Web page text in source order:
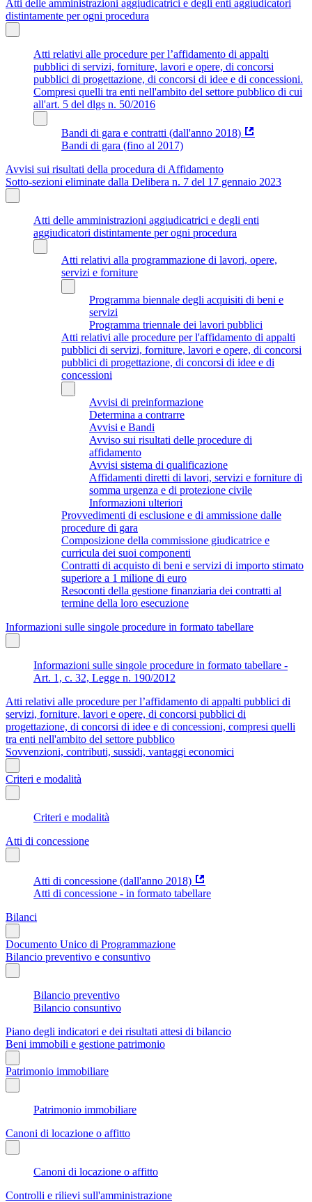
Atti delle amministrazioni aggiudicatrici e degli enti aggiudicatori
distintamente per ogni procedura
Atti relativi alle procedure per l’affidamento di appalti
pubblici di servizi, forniture, lavori e opere, di concorsi
pubblici di progettazione, di concorsi di idee e di concessioni.
Compresi quelli tra enti nell'ambito del settore pubblico di cui
all'art. 5 del dlgs n. 50/2016
Bandi di gara e contratti (dall'anno 2018)
Bandi di gara (fino al 2017)
Avvisi sui risultati della procedura di Affidamento
Sotto-sezioni eliminate dalla Delibera n. 7 del 17 gennaio 2023
Atti delle amministrazioni aggiudicatrici e degli enti
aggiudicatori distintamente per ogni procedura
Atti relativi alla programmazione di lavori, opere,
servizi e forniture
Programma biennale degli acquisiti di beni e
servizi
Programma triennale dei lavori pubblici
Atti relativi alle procedure per l'affidamento di appalti
pubblici di servizi, forniture, lavori e opere, di concorsi
pubblici di progettazione, di concorsi di idee e di
concessioni
Avvisi di preinformazione
Determina a contrarre
Avvisi e Bandi
Avviso sui risultati delle procedure di
affidamento
Avvisi sistema di qualificazione
Affidamenti diretti di lavori, servizi e forniture di
somma urgenza e di protezione civile
Informazioni ulteriori
Provvedimenti di esclusione e di ammissione dalle
procedure di gara
Composizione della commissione giudicatrice e
curricula dei suoi componenti
Contratti di acquisto di beni e servizi di importo stimato
superiore a 1 milione di euro
Resoconti della gestione finanziaria dei contratti al
termine della loro esecuzione
Informazioni sulle singole procedure in formato tabellare
Informazioni sulle singole procedure in formato tabellare -
Art. 1, c. 32, Legge n. 190/2012
Atti relativi alle procedure per l’affidamento di appalti pubblici di
servizi, forniture, lavori e opere, di concorsi pubblici di
progettazione, di concorsi di idee e di concessioni, compresi quelli
tra enti nell'ambito del settore pubblico
Sovvenzioni, contributi, sussidi, vantaggi economici
Criteri e modalità
Criteri e modalità
Atti di concessione
Atti di concessione (dall'anno 2018)
Atti di concessione - in formato tabellare
Bilanci
Documento Unico di Programmazione
Bilancio preventivo e consuntivo
Bilancio preventivo
Bilancio consuntivo
Piano degli indicatori e dei risultati attesi di bilancio
Beni immobili e gestione patrimonio
Patrimonio immobiliare
Patrimonio immobiliare
Canoni di locazione o affitto
Canoni di locazione o affitto
Controlli e rilievi sull'amministrazione